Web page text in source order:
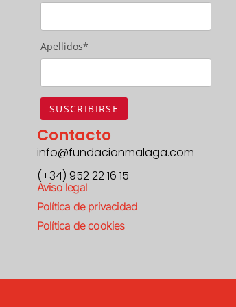
Apellidos*
Contacto
info@fundacionmalaga.com
(+34) 952 22 16 15
Aviso legal
Política de privacidad
Política de cookies